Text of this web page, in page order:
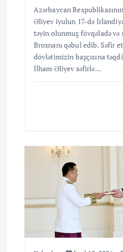
Azərbaycan
Əliyev iyulun 17-də
təyin olunmuş fövqəladə
Brosnanı qəbul edib. Səfir
dövlətimizin başçısına
İlham Əliyev səfirlə…